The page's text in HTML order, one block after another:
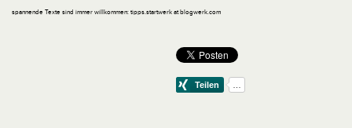
spannende Texte sind immer willkommen: tipps.startwerk at blogwerk.com